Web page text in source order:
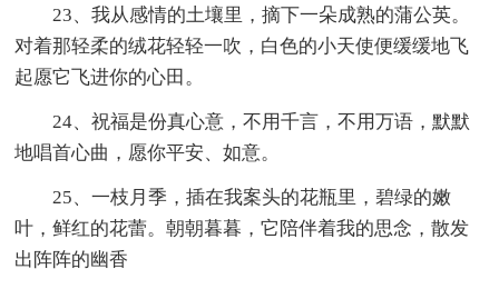
23、我从感情的土壤里，摘下一朵成熟的蒲公英。
对着那轻柔的绒花轻轻一吹，白色的小天使便缓缓地飞
起愿它飞进你的心田。
24、祝福是份真心意，不用千言，不用万语，默默
地唱首心曲，愿你平安、如意。
25、一枝月季，插在我案头的花瓶里，碧绿的嫩
叶，鲜红的花蕾。朝朝暮暮，它陪伴着我的思念，散发
出阵阵的幽香